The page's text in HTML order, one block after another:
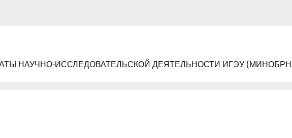
НАУЧНО-ИССЛЕДОВАТЕЛЬСКОЙ ДЕЯТЕЛЬНОСТИ ИГЭУ